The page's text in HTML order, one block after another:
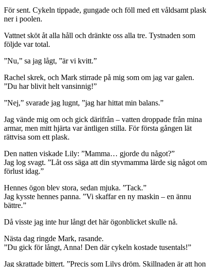
För sent. Cykeln tippade, gungade och föll med ett våldsamt plask
ner i poolen.
Vattnet sköt åt alla håll och dränkte oss alla tre. Tystnaden som
följde var total.
”Nu,” sa jag lågt, ”är vi kvitt.”
Rachel skrek, och Mark stirrade på mig som om jag var galen.
”Du har blivit helt vansinnig!”
”Nej,” svarade jag lugnt, ”jag har hittat min balans.”
Jag vände mig om och gick därifrån – vatten droppade från mina
armar, men mitt hjärta var äntligen stilla. För första gången lät
rättvisa som ett plask.
Den natten viskade Lily: ”Mamma… gjorde du något?”
Jag log svagt. ”Låt oss säga att din styvmamma lärde sig något om
förlust idag.”
Hennes ögon blev stora, sedan mjuka. ”Tack.”
Jag kysste hennes panna. ”Vi skaffar en ny maskin – en ännu
bättre.”
Då visste jag inte hur långt det här ögonblicket skulle nå.
Nästa dag ringde Mark, rasande.
”Du gick för långt, Anna! Den där cykeln kostade tusentals!”
Jag skrattade bittert. ”Precis som Lilys dröm. Skillnaden är att hon